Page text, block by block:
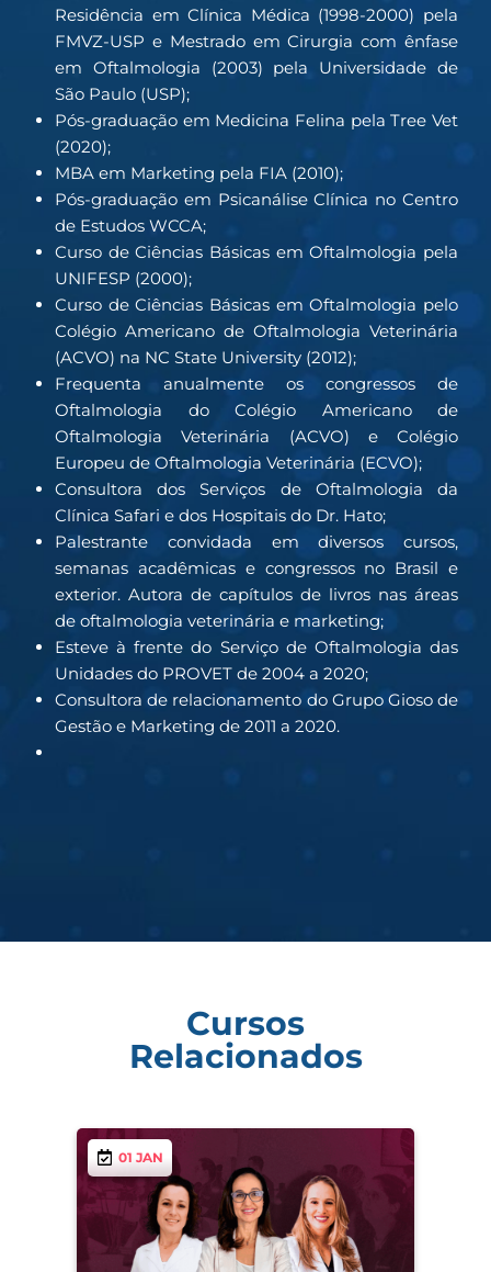
Residência em Clínica Médica (1998-2000) pela
FMVZ-USP e Mestrado em Cirurgia com ênfase
em Oftalmologia (2003) pela Universidade de
São Paulo (USP);
Pós-graduação em Medicina Felina pela Tree Vet
(2020);
MBA em Marketing pela FIA (2010);
Pós-graduação em Psicanálise Clínica no Centro
de Estudos WCCA;
Curso de Ciências Básicas em Oftalmologia pela
UNIFESP (2000);
Curso de Ciências Básicas em Oftalmologia pelo
Colégio Americano de Oftalmologia Veterinária
(ACVO) na NC State University (2012);
Frequenta anualmente os congressos de
Oftalmologia do Colégio Americano de
Oftalmologia Veterinária (ACVO) e Colégio
Europeu de Oftalmologia Veterinária (ECVO);
Consultora dos Serviços de Oftalmologia da
Clínica Safari e dos Hospitais do Dr. Hato;
Palestrante convidada em diversos cursos,
semanas acadêmicas e congressos no Brasil e
exterior. Autora de capítulos de livros nas áreas
de oftalmologia veterinária e marketing;
Esteve à frente do Serviço de Oftalmologia das
Unidades do PROVET de 2004 a 2020;
Consultora de relacionamento do Grupo Gioso de
Gestão e Marketing de 2011 a 2020.
Cursos
Relacionados
01 JAN